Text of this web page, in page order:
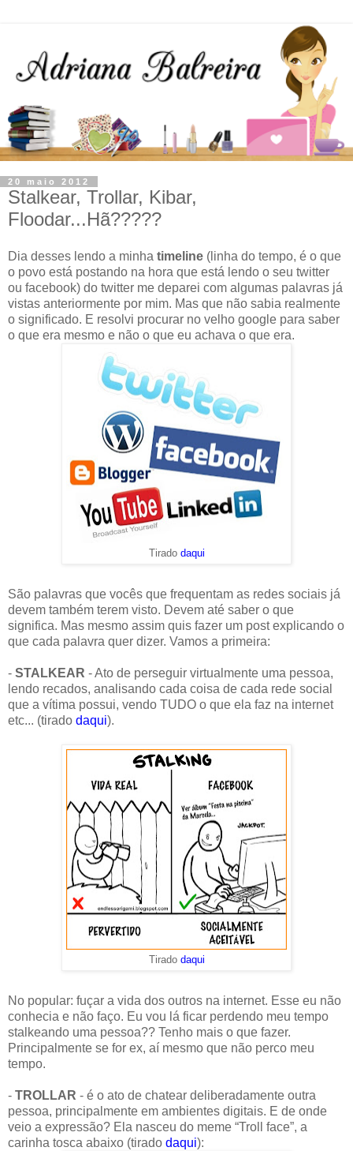
20 maio 2012
Stalkear, Trollar, Kibar,
Floodar...Hã?????
Dia desses lendo a minha timeline (linha do tempo, é o que
o povo está postando na hora que está lendo o seu twitter
ou facebook) do twitter me deparei com algumas palavras já
vistas anteriormente por mim. Mas que não sabia realmente
o significado. E resolvi procurar no velho google para saber
o que era mesmo e não o que eu achava o que era.
Tirado daqui
São palavras que vocês que frequentam as redes sociais já
devem também terem visto. Devem até saber o que
significa. Mas mesmo assim quis fazer um post explicando o
que cada palavra quer dizer. Vamos a primeira:
- STALKEAR - Ato de perseguir virtualmente uma pessoa,
lendo recados, analisando cada coisa de cada rede social
que a vítima possui, vendo TUDO o que ela faz na internet
etc... (tirado daqui).
Tirado daqui
No popular: fuçar a vida dos outros na internet. Esse eu não
conhecia e não faço. Eu vou lá ficar perdendo meu tempo
stalkeando uma pessoa?? Tenho mais o que fazer.
Principalmente se for ex, aí mesmo que não perco meu
tempo.
- TROLLAR - é o ato de chatear deliberadamente outra
pessoa, principalmente em ambientes digitais. E de onde
veio a expressão? Ela nasceu do meme “Troll face”, a
carinha tosca abaixo (tirado daqui):